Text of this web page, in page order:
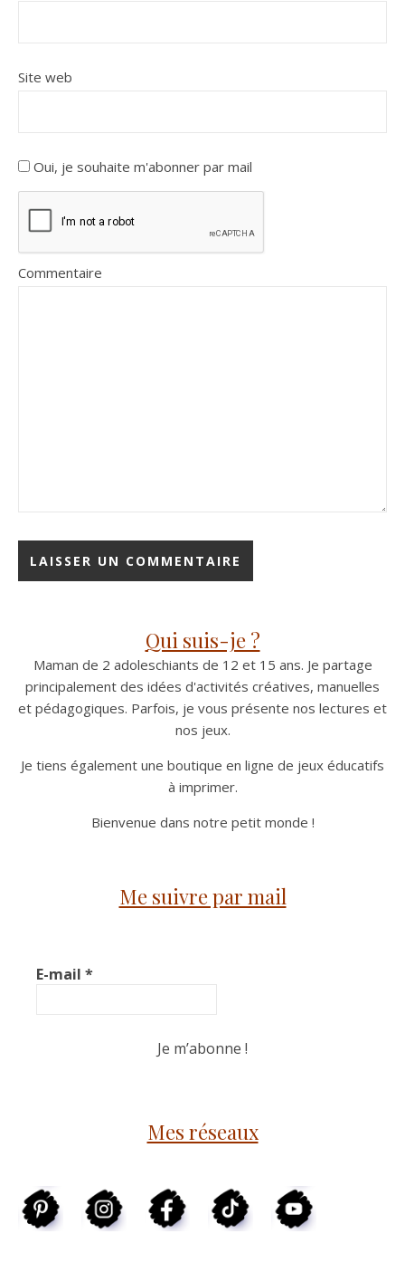
Site web
Oui, je souhaite m'abonner par mail
Commentaire
Qui suis-je ?
Maman de 2 adoleschiants de 12 et 15 ans. Je partage
principalement des idées d'activités créatives, manuelles
et pédagogiques. Parfois, je vous présente nos lectures et
nos jeux.
Je tiens également une boutique en ligne de jeux éducatifs
à imprimer.
Bienvenue dans notre petit monde !
Me suivre par mail
E-mail *
Mes réseaux